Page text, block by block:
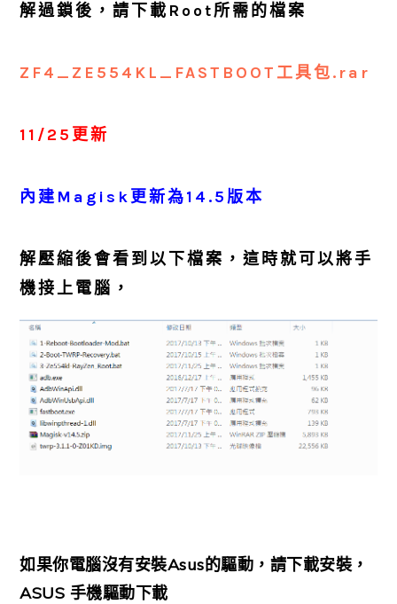
解過鎖後，請下載Root所需的檔案
ZF4_ZE554KL_FASTBOOT工具包.rar
11/25更新
內建Magisk更新為14.5版本
解壓縮後會看到以下檔案，這時就可以將手
機接上電腦，
如果你電腦沒有安裝Asus的驅動，請下載安裝，
ASUS 手機驅動下載